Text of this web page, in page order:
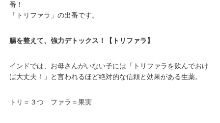
番！
「トリファラ」の出番です。
腸を整えて、強力デトックス！【トリファラ】
インドでは、お母さんがいない子には「トリファラを飲んでおけ
ば大丈夫！」と言われるほど絶対的な信頼と効果がある生薬。
トリ＝３つ ファラ＝果実